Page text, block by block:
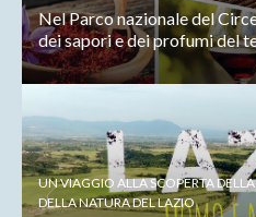
Nel Parco nazionale del
dei sapori e dei profumi del
UN VIAGGIO ALLA SCOPERTA
DELLA NATURA DEL LAZIO